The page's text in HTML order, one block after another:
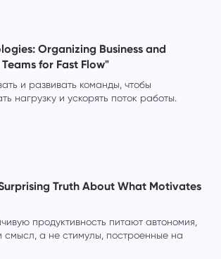
Organizing Business and
for Fast Flow"
и развивать команды, чтобы
нагрузку и ускорять поток работы.
Truth About What Motivates
продуктивность питают автономия,
смысл, а не стимулы, построенные на